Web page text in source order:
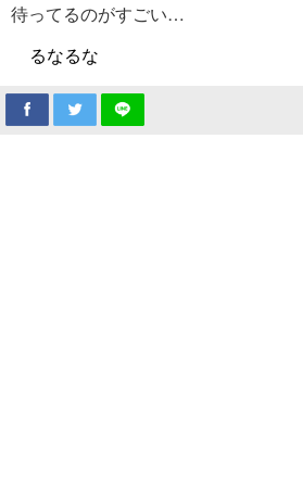
待ってるのがすごい…
るなるな